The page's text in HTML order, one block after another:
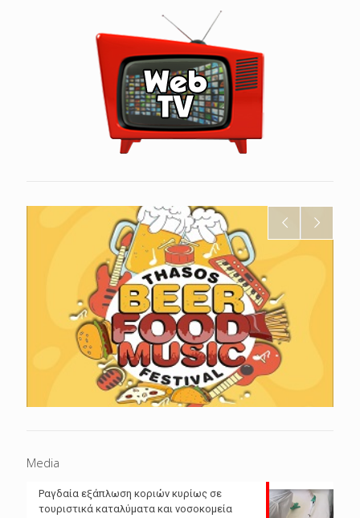
Media
Ραγδαία εξάπλωση κοριών κυρίως σε
τουριστικά καταλύματα και νοσοκομεία